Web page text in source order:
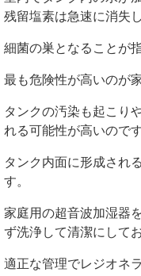
残留塩素は急速に消失し
細菌の巣となることが
最も危険性が高いのが
タンクの汚染も起こり
れる可能性が高いのです
タンク内面に形成され
す。
家庭用の超音波加湿器
ず洗浄して清潔にして
適正な管理でレジオネ